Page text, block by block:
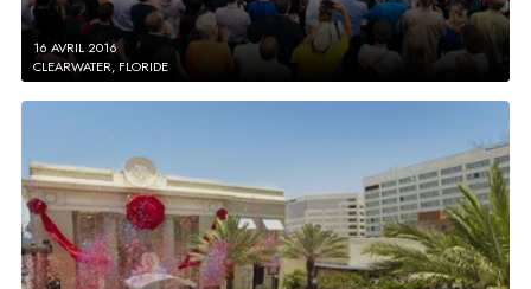
16 AVRIL 2016
CLEARWATER, FLORIDE